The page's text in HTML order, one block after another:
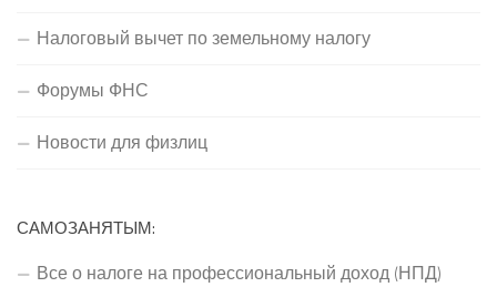
Налоговый вычет по земельному налогу
Форумы ФНС
Новости для физлиц
САМОЗАНЯТЫМ:
Все о налоге на профессиональный доход (НПД)